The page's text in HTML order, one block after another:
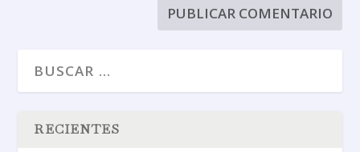
RECIENTES